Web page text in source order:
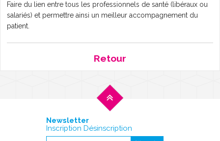
L'AGENDA
Faire du lien entre tous les professionnels de santé (libéraux ou
salariés) et permettre ainsi un meilleur accompagnement du
patient.
Retour
Newsletter
Inscription Désinscription